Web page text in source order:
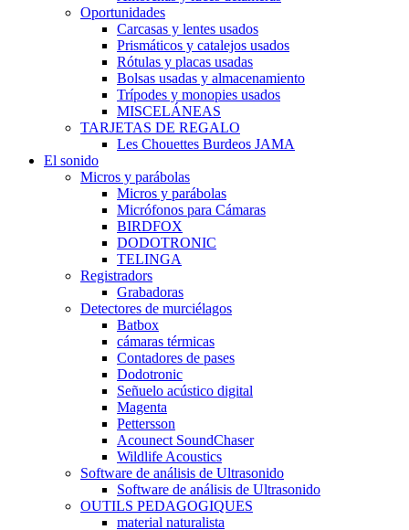
Oportunidades
Carcasas y lentes usados
Prismáticos y catalejos usados
Rótulas y placas usadas
Bolsas usadas y almacenamiento
Trípodes y monopies usados
MISCELÁNEAS
TARJETAS DE REGALO
Les Chouettes Burdeos JAMA
El sonido
Micros y parábolas
Micros y parábolas
Micrófonos para Cámaras
BIRDFOX
DODOTRONIC
TELINGA
Registradors
Grabadoras
Detectores de murciélagos
Batbox
cámaras térmicas
Contadores de pases
Dodotronic
Señuelo acústico digital
Magenta
Pettersson
Acounect SoundChaser
Wildlife Acoustics
Software de análisis de Ultrasonido
Software de análisis de Ultrasonido
OUTILS PEDAGOGIQUES
material naturalista